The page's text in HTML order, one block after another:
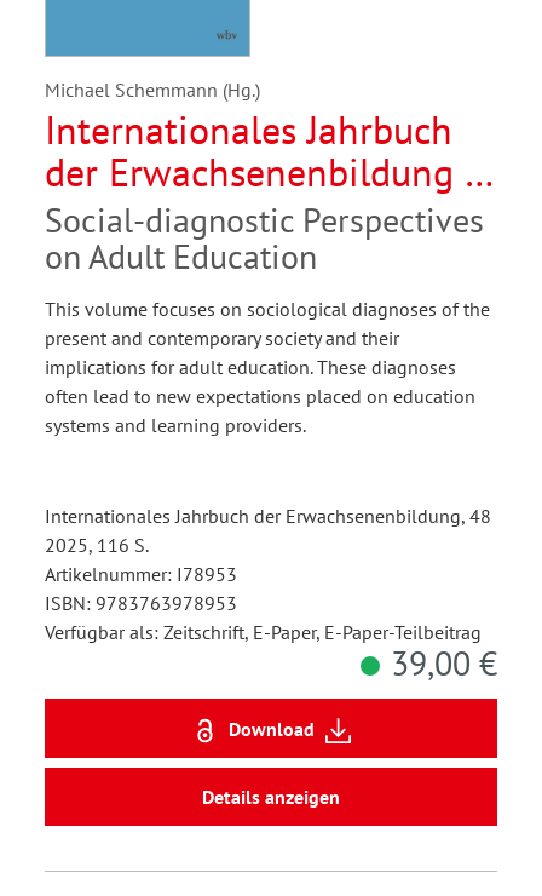
Michael Schemmann (Hg.)
Internationales Jahrbuch
der Erwachsenenbildung /
International Yearbook of
Adult Education 2025
Social-diagnostic Perspectives
on Adult Education
This volume focuses on sociological diagnoses of the
present and contemporary society and their
implications for adult education. These diagnoses
often lead to new expectations placed on education
systems and learning providers.
Internationales Jahrbuch der Erwachsenenbildung, 48
2025, 116 S.
Artikelnummer: I78953
ISBN: 9783763978953
Verfügbar als: Zeitschrift, E-Paper, E-Paper-Teilbeitrag
39,00 €
Download
Details anzeigen